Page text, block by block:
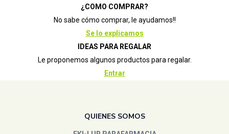
¿COMO COMPRAR?
No sabe cómo comprar, le ayudamos!!
Se lo explicamos
IDEAS PARA REGALAR
Le proponemos algunos productos para regalar.
Entrar
QUIENES SOMOS